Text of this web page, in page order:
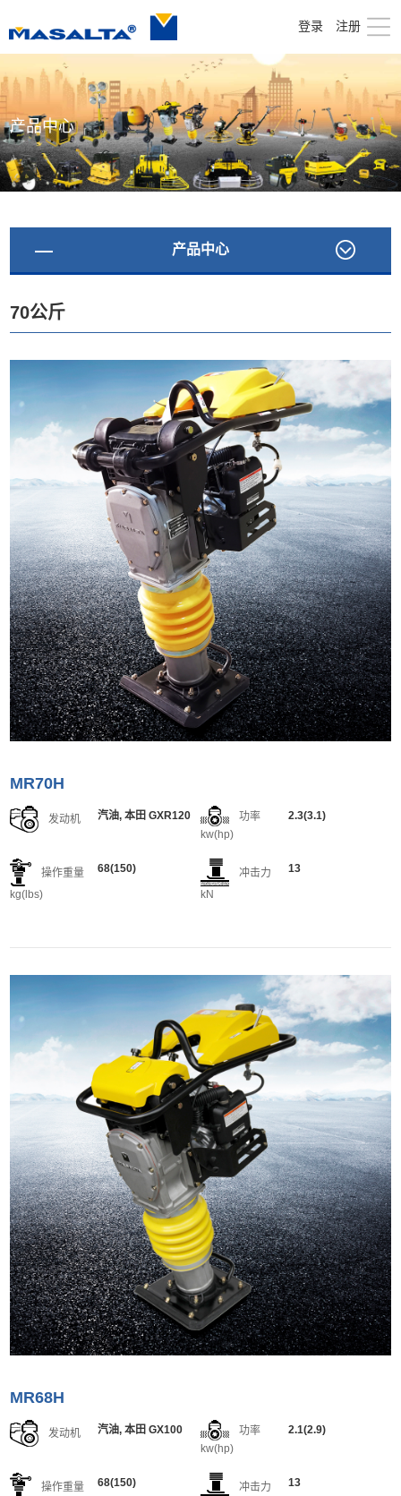
登录 注册
产品中心
产品中心
70公斤
MR70H
发动机 汽油, 本田 GXR120
功率
kw(hp)
2.3(3.1)
操作重量
kg(lbs)
68(150)
冲击力
kN
13
MR68H
发动机 汽油, 本田 GX100
功率
kw(hp)
2.1(2.9)
操作重量
68(150)
冲击力
13